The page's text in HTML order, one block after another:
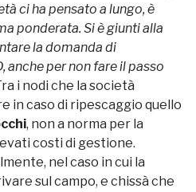
ci ha pensato a lungo, è
ponderata. Si è giunti alla
la domanda di
anche per non fare il passo
i nodi che la società
in caso di ripescaggio quello
, non a norma per la
costi di gestione.
nel caso in cui la
sul campo, e chissà che